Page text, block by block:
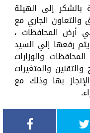
بالشكر إلى الهيئة
والتعاون الجاري مع
أرض المحافظات ،
رفعها إلي السيد
والوزارات
والمتغيرات
بها وذلك مع